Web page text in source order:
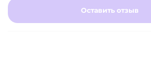
Оставить отзыв